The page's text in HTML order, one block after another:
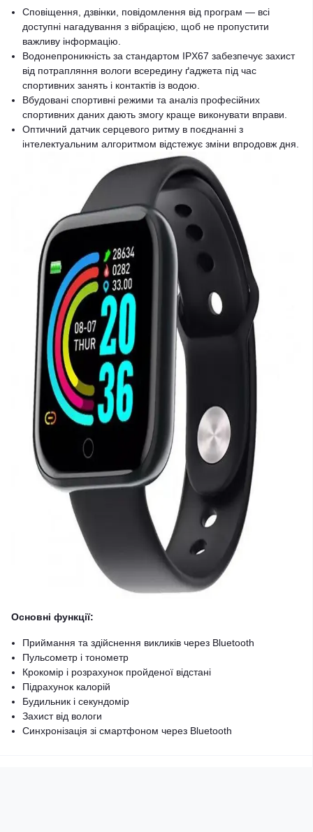
Сповіщення, дзвінки, повідомлення від програм — всі
доступні нагадування з вібрацією, щоб не пропустити
важливу інформацію.
Водонепроникність за стандартом IPX67 забезпечує захист
від потрапляння вологи всередину ґаджета під час
спортивних занять і контактів із водою.
Вбудовані спортивні режими та аналіз професійних
спортивних даних дають змогу краще виконувати вправи.
Оптичний датчик серцевого ритму в поєднанні з
інтелектуальним алгоритмом відстежує зміни впродовж дня.
Основні функції:
Приймання та здійснення викликів через Bluetooth
Пульсометр і тонометр
Крокомір і розрахунок пройденої відстані
Підрахунок калорій
Будильник і секундомір
Захист від вологи
Синхронізація зі смартфоном через Bluetooth